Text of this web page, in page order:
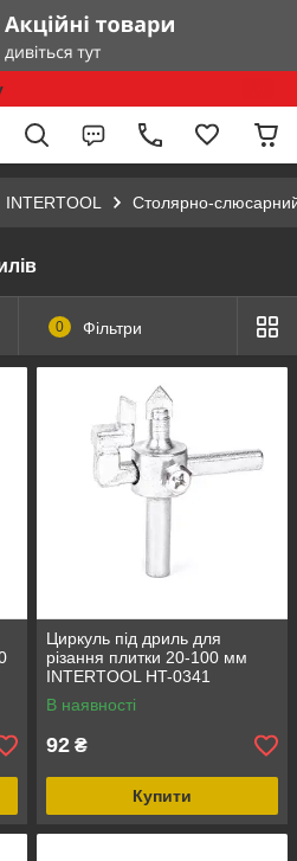
INTERTOOL Столярно-
0 Фільтри
Циркуль під дриль для
різання плитки 20-100 мм
INTERTOOL HT-0341
В наявності
92 ₴
Купити